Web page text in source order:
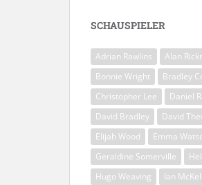
SCHAUSPIELER
Adrian Rawlins Alan
Bonnie Wright
Bradley
Christopher Lee
Daniel
David Bradley
David
Elijah Wood
Emma
Geraldine Somerville
Hugo Weaving
Ian